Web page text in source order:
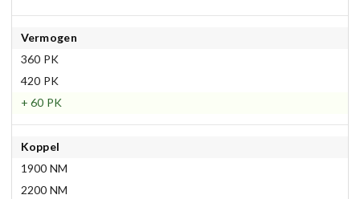
Vermogen
360 PK
420 PK
+ 60 PK
Koppel
1900 NM
2200 NM